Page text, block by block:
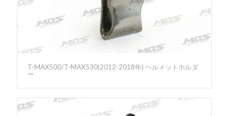
T-MAX500/T-MAX530(2012-2018年) ヘルメットホルダ
ー